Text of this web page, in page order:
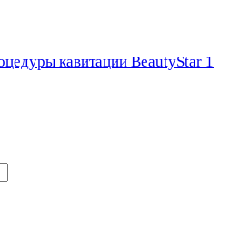
кавитации BeautyStar 1